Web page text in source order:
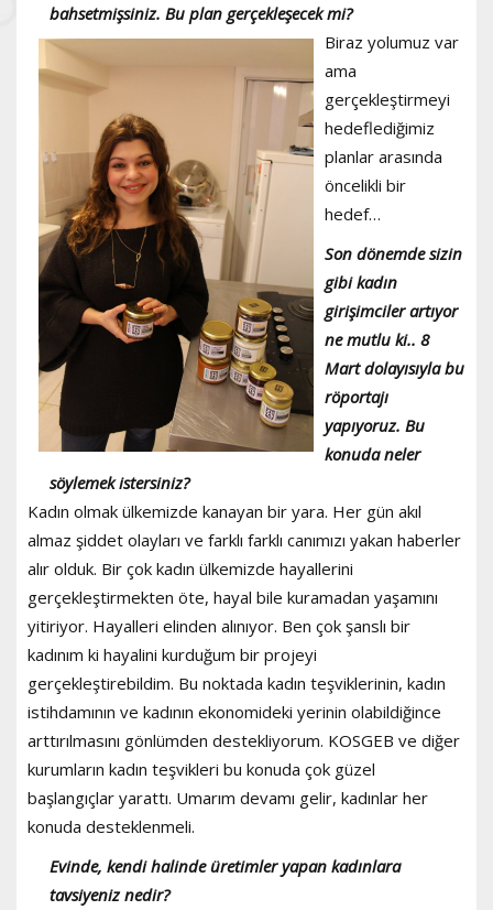
bahsetmişsiniz. Bu plan gerçekleşecek mi?
Biraz yolumuz var
ama
gerçekleştirmeyi
hedeflediğimiz
planlar arasında
öncelikli bir
hedef…
Son dönemde sizin
gibi kadın
girişimciler artıyor
ne mutlu ki.. 8
Mart dolayısıyla bu
röportajı
yapıyoruz. Bu
konuda neler
söylemek istersiniz?
Kadın olmak ülkemizde kanayan bir yara. Her gün akıl
almaz şiddet olayları ve farklı farklı canımızı yakan haberler
alır olduk. Bir çok kadın ülkemizde hayallerini
gerçekleştirmekten öte, hayal bile kuramadan yaşamını
yitiriyor. Hayalleri elinden alınıyor. Ben çok şanslı bir
kadınım ki hayalini kurduğum bir projeyi
gerçekleştirebildim. Bu noktada kadın teşviklerinin, kadın
istihdamının ve kadının ekonomideki yerinin olabildiğince
arttırılmasını gönlümden destekliyorum. KOSGEB ve diğer
kurumların kadın teşvikleri bu konuda çok güzel
başlangıçlar yarattı. Umarım devamı gelir, kadınlar her
konuda desteklenmeli.
Evinde, kendi halinde üretimler yapan kadınlara
tavsiyeniz nedir?